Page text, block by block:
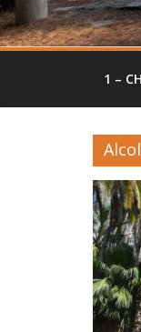
1 –